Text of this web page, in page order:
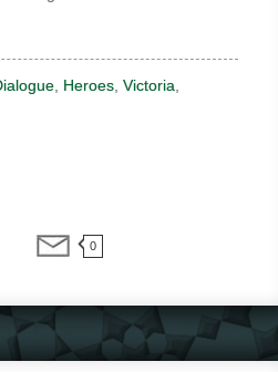
Heroes Victoria
0